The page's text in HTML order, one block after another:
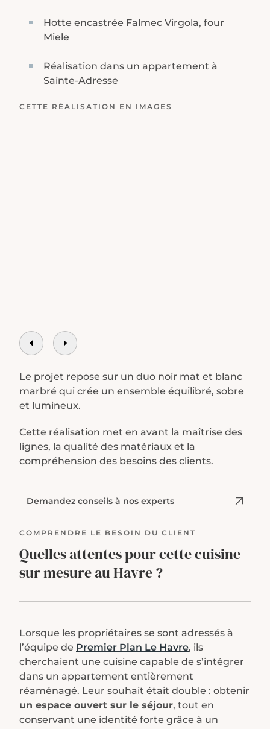
Hotte encastrée Falmec Virgola, four
Miele
Réalisation dans un appartement à
Sainte-Adresse
CETTE RÉALISATION EN IMAGES
Le projet repose sur un duo noir mat et blanc
marbré qui crée un ensemble équilibré, sobre
et lumineux.
Cette réalisation met en avant la maîtrise des
lignes, la qualité des matériaux et la
compréhension des besoins des clients.
Demandez conseils à nos experts
COMPRENDRE LE BESOIN DU CLIENT
Quelles attentes pour cette cuisine
sur mesure au Havre ?
Lorsque les propriétaires se sont adressés à
l’équipe de Premier Plan Le Havre, ils
cherchaient une cuisine capable de s’intégrer
dans un appartement entièrement
réaménagé. Leur souhait était double : obtenir
un espace ouvert sur le séjour, tout en
conservant une identité forte grâce à un